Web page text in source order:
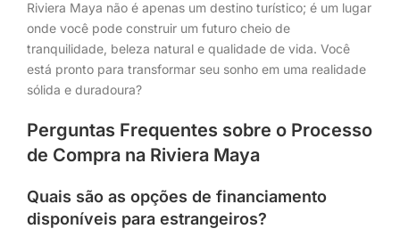
Riviera Maya não é apenas um destino turístico; é um lugar
onde você pode construir um futuro cheio de
tranquilidade, beleza natural e qualidade de vida. Você
está pronto para transformar seu sonho em uma realidade
sólida e duradoura?
Perguntas Frequentes sobre o Processo
de Compra na Riviera Maya
Quais são as opções de financiamento
disponíveis para estrangeiros?